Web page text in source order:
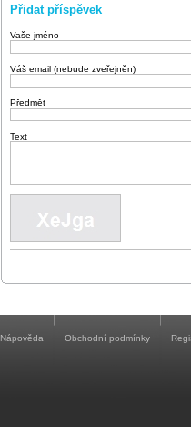
Přidat příspěvek
Vaše jméno
Váš email (nebude zveřejněn)
Předmět
Text
Nápověda Obchodní podmínky